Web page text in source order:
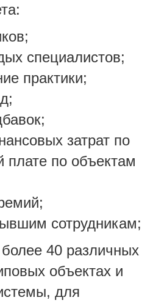
специалистов;
практики;
затрат по
плате по объектам
сотрудникам;
40 различных
объектах и
для